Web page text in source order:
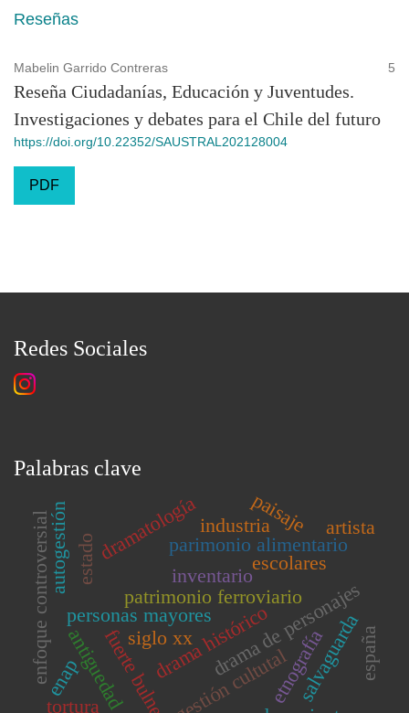
Reseñas
Mabelin Garrido Contreras 5
Reseña Ciudadanías, Educación y Juventudes.
Investigaciones y debates para el Chile del futuro
https://doi.org/10.22352/SAUSTRAL202128004
PDF
Redes Sociales
Palabras clave
escolares
parimonio alimentario
patrimonio ferroviario
dramatología
drama de personajes
drama histórico
fuerte bulnes
personas mayores salvaguarda
antiguedad
inventario
estado
gestión cultutal
siglo xx españa
etnografía
paisaje
enfoque controversialenap
autogestión
tortura
industria artista